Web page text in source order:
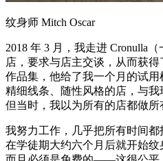
纹身师 Mitch Oscar
2018 年 3 月，我走进 Cronulla
店，要求与店主交谈，从而获
作品集，他给了我一个月的试用
精细线条、随性风格的店，与我
但当时，我以为所有的店都做所
我努力工作，几乎把所有时间都
在学徒期大约六个月后就开始纹